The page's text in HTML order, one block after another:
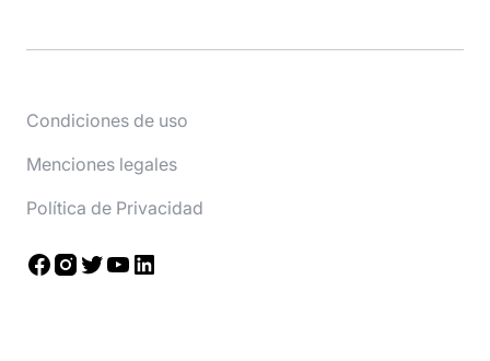
Condiciones de uso
Menciones legales
Política de Privacidad
Facebook
Instagram
TwitterYouTube